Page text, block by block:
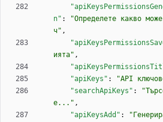
n" :
"Определете какво
ч" ,
ията" ,
"apiKeys" : "API
"searchApiKeys" :
е..." ,
"apiKeysAdd" :